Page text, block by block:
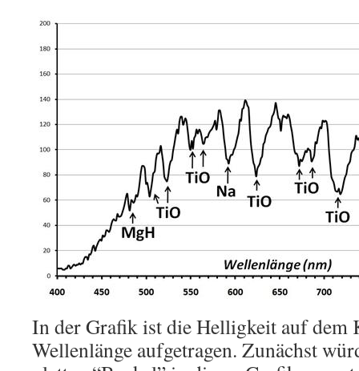
In der Grafik ist die Helligkeit auf dem
Wellenlänge aufgetragen. Zunächst